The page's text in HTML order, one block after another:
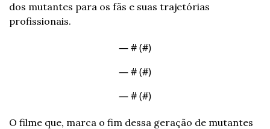
dos mutantes para os fãs e suas trajetórias
profissionais.
— # (#)
— # (#)
— # (#)
O filme que, marca o fim dessa geração de mutantes